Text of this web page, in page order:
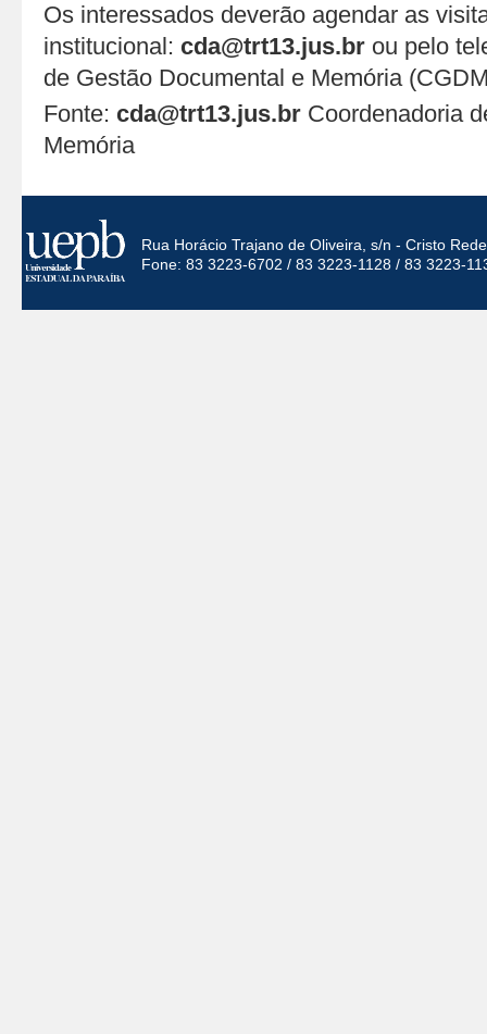
Os interessados deverão agendar as
institucional: cda@trt13.jus.br ou pelo
de Gestão Documental e Memória
Fonte: cda@trt13.jus.br Coordenadoria
Memória
Rua Horácio Trajano de Oliveira, s/n - Cristo
Fone: 83 3223-6702 / 83 3223-1128 / 83 3223-